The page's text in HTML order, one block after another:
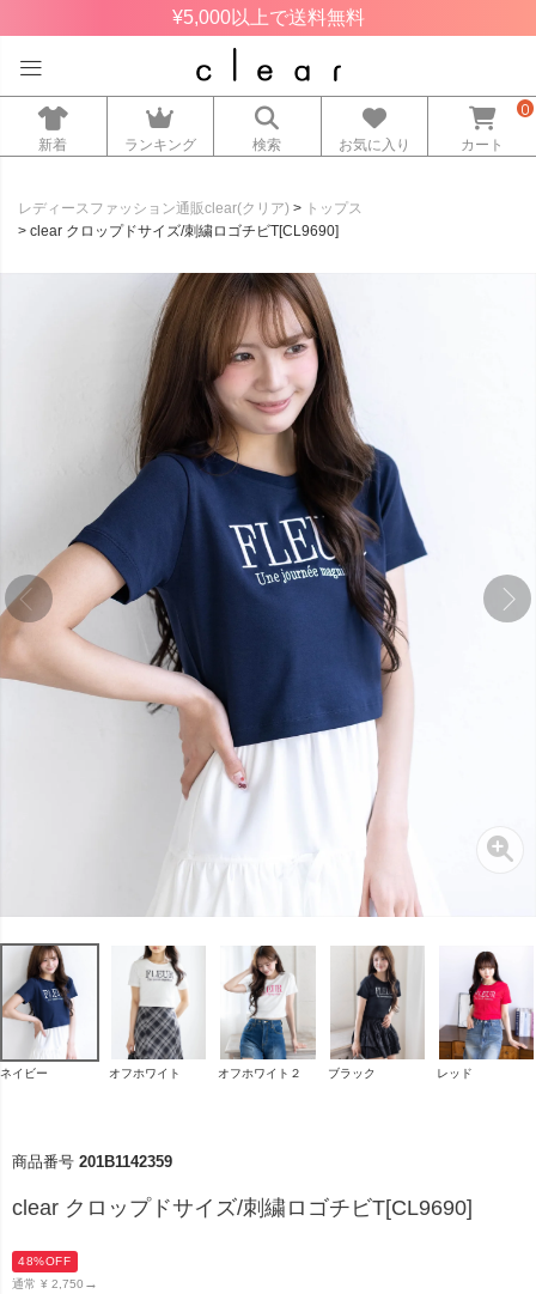
¥5,000以上で送料無料
新着 ランキング 検索 お気に入り カート
0
レディースファッション通販clear(クリア)
トップス
clear クロップドサイズ/刺繍ロゴチビT[CL9690]
ネイビー オフホワイト オフホワイト２ ブラック レッド
商品番号 201B1142359
clear クロップドサイズ/刺繍ロゴチビT[CL9690]
48%OFF
通常 ¥ 2,750 →